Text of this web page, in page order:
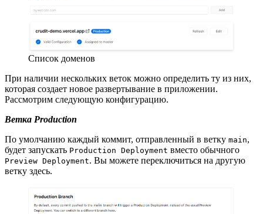
Список доменов
При наличии нескольких веток можно определить ту из них,
которая создает новое развертывание в приложении.
Рассмотрим следующую конфигурацию.
Ветка Production
По умолчанию каждый коммит, отправленный в ветку main,
будет запускать Production Deployment вместо обычного
Preview Deployment. Вы можете переключиться на другую
ветку здесь.